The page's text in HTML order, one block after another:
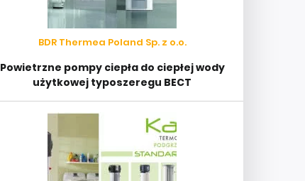
BDR Thermea Poland Sp. z o.o.
Powietrzne pompy ciepła do ciepłej wody
użytkowej typoszeregu BECT